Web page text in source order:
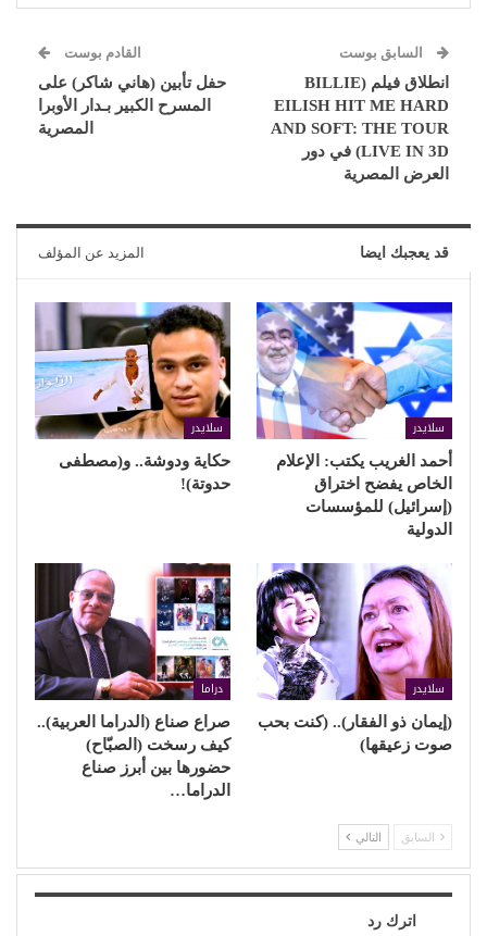
السابق بوست
انطلاق فيلم (BILLIE
EILISH HIT ME HARD
AND SOFT: THE TOUR
LIVE IN 3D) في دور
العرض المصرية
القادم بوست
حفل تأبين (هاني شاكر) على
المسرح الكبير بـدار الأوبرا
المصرية
قد يعجبك ايضا المزيد عن المؤلف
سلايدر
أحمد الغريب يكتب: الإعلام
الخاص يفضح اختراق
(إسرائيل) للمؤسسات
الدولية
سلايدر
حكاية ودوشة.. و(مصطفى
حدوتة)!
سلايدر
(إيمان ذو الفقار).. (كنت بحب
صوت زعيقها)
دراما
صراع صناع (الدراما العربية)..
كيف رسخت (الصبّاح)
حضورها بين أبرز صناع
الدراما…
السابق التالي
اترك رد